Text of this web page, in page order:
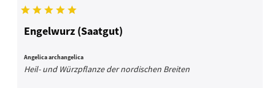
Engelwurz (Saatgut)
Angelica archangelica
Heil- und Würzpflanze der nordischen Breiten